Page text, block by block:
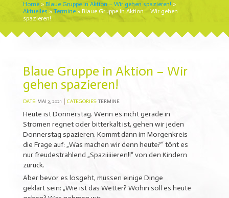
Home » Blaue Gruppe in Aktion – Wir gehen spazieren! »
Aktuelles » Termine »Blaue Gruppe in Aktion – Wir gehen
spazieren!
Blaue Gruppe in Aktion – Wir
gehen spazieren!
DATE: MAI 3, 2021 CATEGORIES:TERMINE
Heute ist Donnerstag. Wenn es nicht gerade in
Strömen regnet oder bitterkalt ist, gehen wir jeden
Donnerstag spazieren. Kommt dann im Morgenkreis
die Frage auf: „Was machen wir denn heute?“ tönt es
nur freudestrahlend „Spaziiiiieren!!“ von den Kindern
zurück.
Aber bevor es losgeht, müssen einige Dinge
geklärt sein: „Wie ist das Wetter? Wohin soll es heute